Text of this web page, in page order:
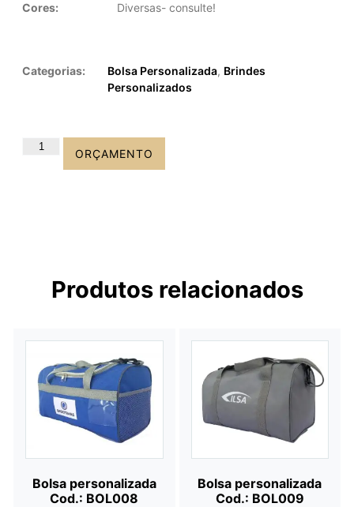
Cores:
Diversas- consulte!
Categorias: Bolsa Personalizada, Brindes
Personalizados
ORÇAMENTO
Produtos relacionados
Bolsa personalizada
Cod.: BOL008
Bolsa personalizada
Cod.: BOL009